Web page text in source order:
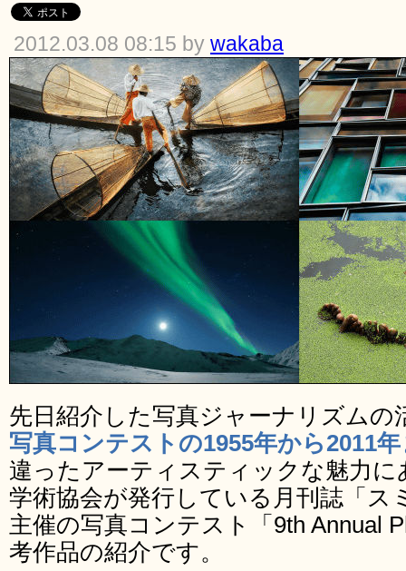
2012.03.08 08:15 by wakaba
先日紹介した写真ジャーナリズムの
写真コンテストの1955年から2011
違ったアーティスティックな魅力
学術協会が発行している月刊誌「ス
主催の写真コンテスト「9th Annual
考作品の紹介です。